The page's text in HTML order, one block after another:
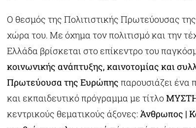
Ο θεσμός της Πολιτιστικής Πρωτεύουσας
χώρα του. Με όχημα τον πολιτισμό και την
Ελλάδα βρίσκεται στο επίκεντρο του
κοινωνικής ανάπτυξης, καινοτομίας και
Πρωτεύουσα της Ευρώπης παρουσιάζει ένα
και εκπαιδευτικό πρόγραμμα με τίτλο
κεντρικούς θεματικούς άξονες:Άνθρωπος |